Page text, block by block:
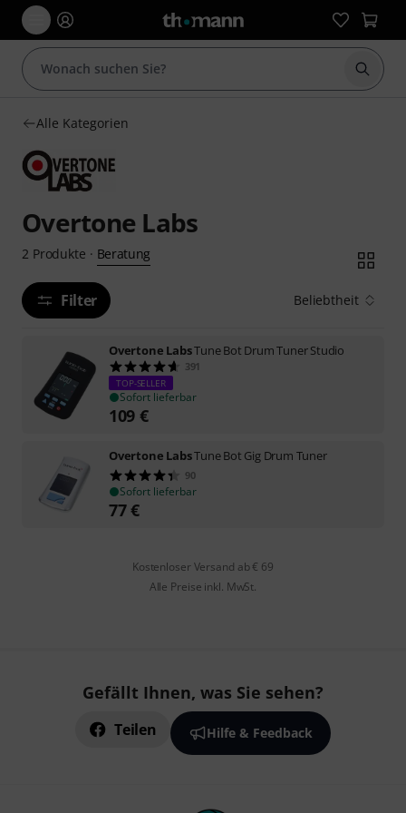
Suche
Alle Kategorien
Overtone Labs
2 Produkte · Beratung
Filter Beliebtheit
Overtone LabsTune Bot Drum Tuner Studio
391
TOP-SELLER
Sofort lieferbar
109 €
Overtone LabsTune Bot Gig Drum Tuner
90
Sofort lieferbar
77€
Kostenloser Versand ab € 69
Alle Preise inkl. MwSt.
Gefällt Ihnen, was Sie sehen?
Teilen Hilfe & Feedback